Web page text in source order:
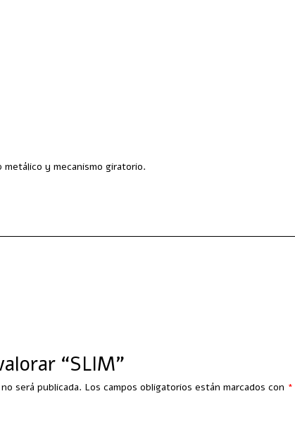
y mecanismo giratorio.
“SLIM”
será publicada. Los campos obligatorios están marcados con *